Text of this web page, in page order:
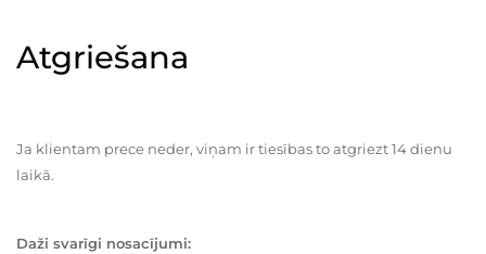
Atgriešana
Ja klientam prece neder, viņam ir tiesības to atgriezt 14 dienu
laikā.
Daži svarīgi nosacījumi: